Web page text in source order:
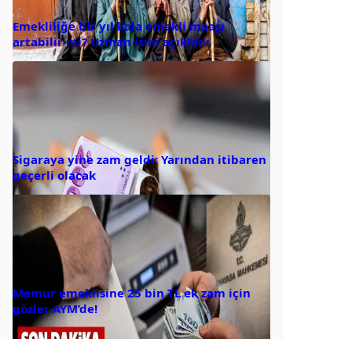
Emekliliğe bir yıl kala emekli maaşı
artabilir mi? Uzman isim açıkladı
Sigaraya yine zam geldi: Yarından itibaren
geçerli olacak
Memur emeklisine 25 bin TL ek zam için
gözler AYM’de!